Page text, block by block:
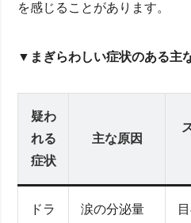
を感じることがあります。
▼ まぎらわしい症状のある主
疑わ
れる
症状
主な原因
ドラ
涙の分泌量